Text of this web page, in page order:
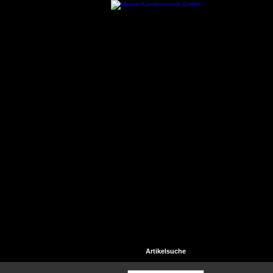
Artikelsuche